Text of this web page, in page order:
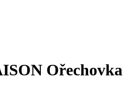
Ořechovka